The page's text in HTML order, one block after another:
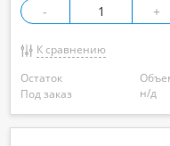
- +
К сравнению
Остаток
Под заказ
н/д